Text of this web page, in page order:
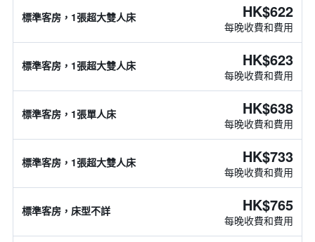
標準客房，1張超大雙人床 HK$622
每晚收費和費用
標準客房，1張超大雙人床 HK$623
每晚收費和費用
標準客房，1張單人床 HK$638
每晚收費和費用
標準客房，1張超大雙人床 HK$733
每晚收費和費用
標準客房，床型不詳 HK$765
每晚收費和費用